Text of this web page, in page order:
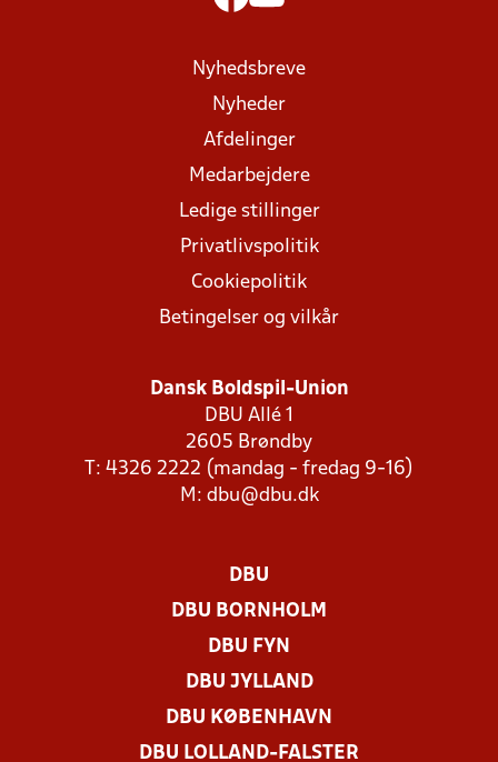
Nyhedsbreve
Nyheder
Afdelinger
Medarbejdere
Ledige stillinger
Privatlivspolitik
Cookiepolitik
Betingelser og vilkår
Dansk Boldspil-Union
DBU Allé 1
2605 Brøndby
T: 4326 2222 (mandag - fredag 9-16)
M: dbu@dbu.dk
DBU
DBU BORNHOLM
DBU FYN
DBU JYLLAND
DBU KØBENHAVN
DBU LOLLAND-FALSTER